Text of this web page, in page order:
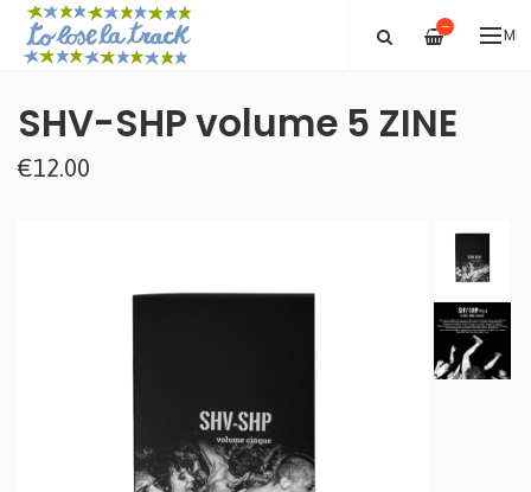
—
SHV-SHP volume 5 ZINE
€12.00